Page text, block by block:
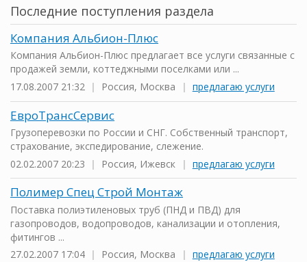
Последние поступления раздела
Компания Альбион-Плюс
Компания Альбион-Плюс предлагает все услуги связанные с
продажей земли, коттеджными поселками или ...
17.08.2007 21:32 | Россия, Москва | предлагаю услуги
ЕвроТрансСервис
Грузоперевозки по России и СНГ. Собственный транспорт,
страхование, экспедирование, слежение.
02.02.2007 20:23
| Россия, Ижевск | предлагаю услуги
Полимер Спец Строй Монтаж
Поставка полиэтиленовых труб (ПНД и ПВД) для
газопроводов, водопроводов, канализации и отопления,
фитингов ...
27.02.2007 17:04 | Россия, Москва | предлагаю услуги